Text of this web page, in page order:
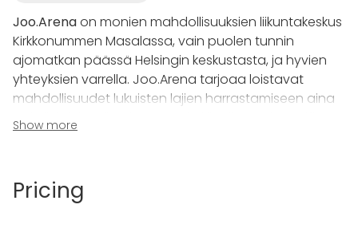
Joo.Arenaon monien mahdollisuuksien liikuntakeskus
Kirkkonummen Masalassa, vain puolen tunnin
ajomatkan päässä Helsingin keskustasta, ja hyvien
yhteyksien varrella. Joo.Arena tarjoaa loistavat
mahdollisuudet lukuisten lajien harrastamiseen aina
palloilulajeista ilmajoogaan ja kiipeilystä sisägolfiin.
Lisäksi järjestät täällä tapahtumia, juhlia ja kokouksia,
Show more
Pricing